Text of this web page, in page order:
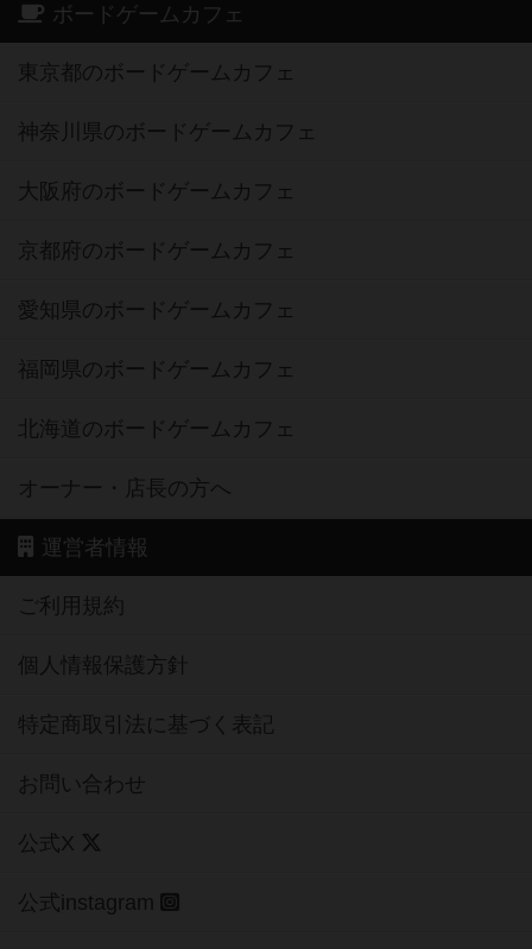
ボードゲームカフェ
東京都のボードゲームカフェ
神奈川県のボードゲームカフェ
大阪府のボードゲームカフェ
京都府のボードゲームカフェ
愛知県のボードゲームカフェ
福岡県のボードゲームカフェ
北海道のボードゲームカフェ
オーナー・店長の方へ
運営者情報
ご利用規約
個人情報保護方針
特定商取引法に基づく表記
お問い合わせ
公式X
公式instagram